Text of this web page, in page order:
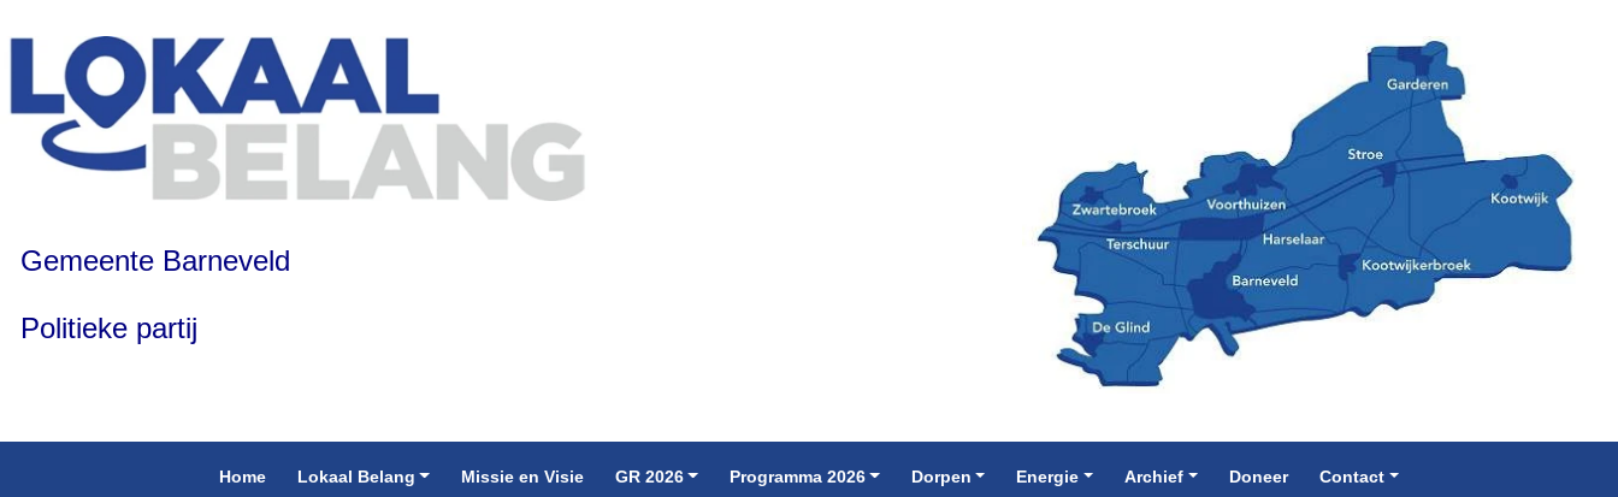
Gemeente Barneveld
Politieke partij
Home Lokaal Belang Missie en Visie GR 2026 Programma 2026 Dorpen Energie Archief Doneer Contact